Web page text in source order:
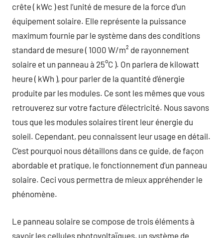
crête ( kWc ) est l’unité de mesure de la force d’un
équipement solaire. Elle représente la puissance
maximum fournie par le système dans des conditions
standard de mesure ( 1000 W/m² de rayonnement
solaire et un panneau à 25°C ). On parlera de kilowatt
heure ( kWh ), pour parler de la quantité d’énergie
produite par les modules. Ce sont les mêmes que vous
retrouverez sur votre facture d’électricité. Nous savons
tous que les modules solaires tirent leur énergie du
soleil. Cependant, peu connaissent leur usage en détail.
C’est pourquoi nous détaillons dans ce guide, de façon
abordable et pratique, le fonctionnement d’un panneau
solaire. Ceci vous permettra de mieux appréhender le
phénomène.
Le panneau solaire se compose de trois éléments à
savoir les cellules photovoltaïques, un système de